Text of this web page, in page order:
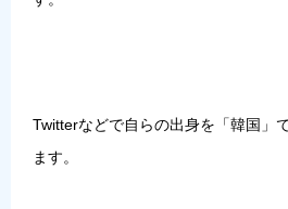
Twitterなどで自らの出身を「韓国」
ます。